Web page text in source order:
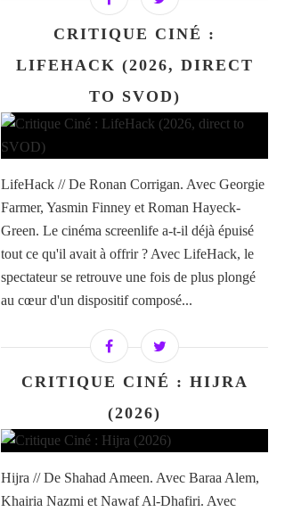
CRITIQUE CINÉ :
LIFEHACK (2026, DIRECT
TO SVOD)
LifeHack // De Ronan Corrigan. Avec Georgie
Farmer, Yasmin Finney et Roman Hayeck-
Green. Le cinéma screenlife a-t-il déjà épuisé
tout ce qu'il avait à offrir ? Avec LifeHack, le
spectateur se retrouve une fois de plus plongé
au cœur d'un dispositif composé...
CRITIQUE CINÉ : HIJRA
(2026)
Hijra // De Shahad Ameen. Avec Baraa Alem,
Khairia Nazmi et Nawaf Al-Dhafiri. Avec